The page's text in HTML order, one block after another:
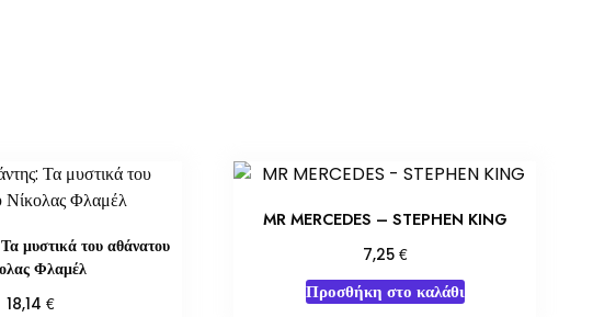
μυστικά του αθάνατου
Φλαμέλ
18,14€
MR MERCEDES – STEPHEN KING
7,25 €
Προσθήκη στο καλάθι